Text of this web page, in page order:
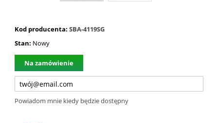
Kod producenta: SBA-4119SG
Stan: Nowy
Na zamówienie
Powiadom mnie kiedy będzie dostępny